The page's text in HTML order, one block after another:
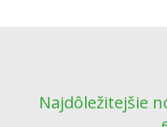
Najdôležitejšie